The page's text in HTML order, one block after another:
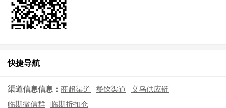
快捷导航
渠道信息信息： 商超渠道 餐饮渠道
义乌供应链
临期微信群 临期折扣仓